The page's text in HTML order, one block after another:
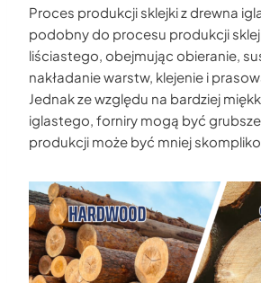
Proces produkcji sklejki z drewna
podobny do procesu produkcji
liściastego, obejmując obieranie,
nakładanie warstw, klejenie i
Jednak ze względu na bardziej
iglastego, forniry mogą być
produkcji może być mniej